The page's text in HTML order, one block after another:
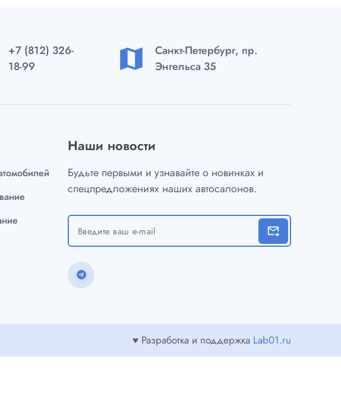
+7 (812) 326-
18-99
map
Санкт-Петербург, пр.
Энгельса 35
Наши новости
Будьте первыми и узнавайте о новинках и
спецпредложениях наших автосалонов.
forward_to_inbox
♥ Разработка и поддержка Lab01.ru